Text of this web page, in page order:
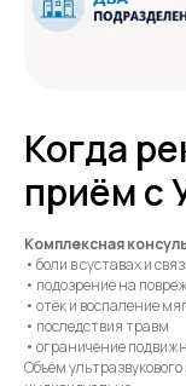
Когда
приём с
Комплексная
• боли в суставах и
• подозрение на
• отёк и воспаление
• последствия травм
• ограничение
Объём